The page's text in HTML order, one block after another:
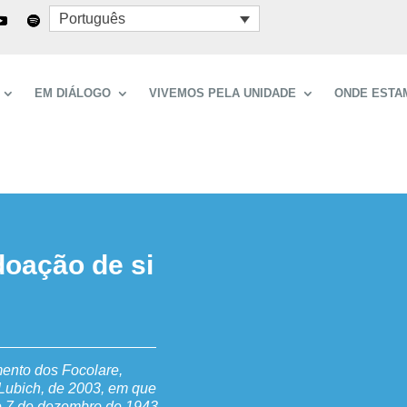
Português
EM DIÁLOGO VIVEMOS PELA UNIDADE ONDE
de si
dos Focolare,
de 2003, em que